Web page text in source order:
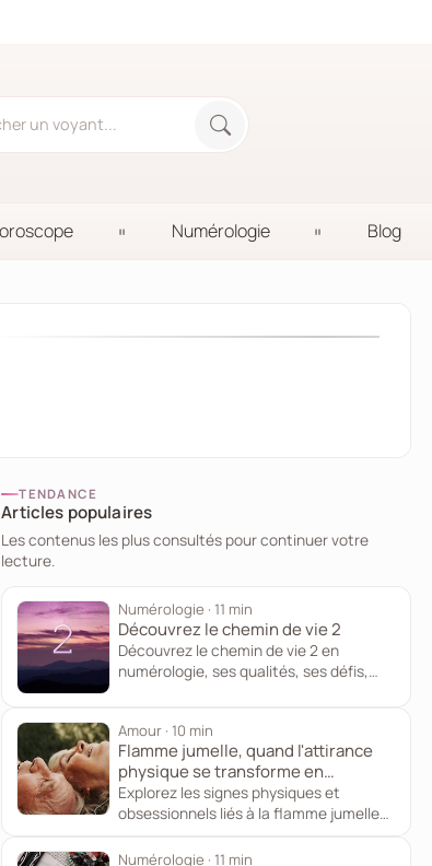
Numérologie Blog
TENDANCE
Articles populaires
Les contenus les plus consultés pour continuer votre
lecture.
Numérologie · 11 min
Découvrez le chemin de vie 2
Découvrez le chemin de vie 2 en
numérologie, ses qualités, ses défis,
Amour · 10 min
Flamme jumelle, quand l'attirance
physique se transforme en
obsession
Explorez les signes physiques et
obsessionnels liés à la flamme jumelle
Numérologie · 11 min